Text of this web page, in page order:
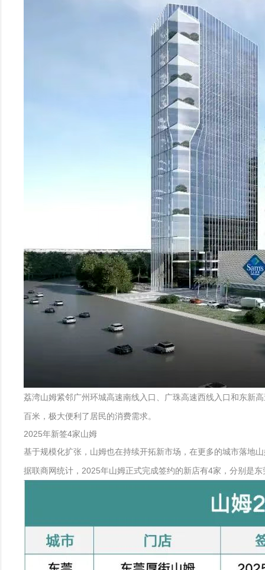
荔湾山姆紧邻广州环城高速南线入口、广珠高速西线入口和东新
百米，极大便利了居民的消费需求。
2025年新签4家山姆
基于规模化扩张，山姆也在持续开拓新市场，在更多的城市落地
据联商网统计，2025年山姆正式完成签约的新店有4家，分别是